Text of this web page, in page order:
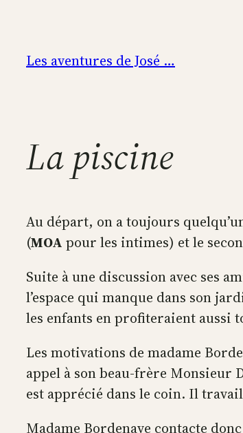
contenu
Les aventures de José …
La piscine
Au départ, on a toujours
(MOA pour les intimes) et le
Suite à une discussion avec ses
l’espace qui manque dans son
les enfants en profiteraient aussi
Les motivations de madame
appel à son beau-frère Monsieur
est apprécié dans le coin. Il
Madame Bordenave contacte